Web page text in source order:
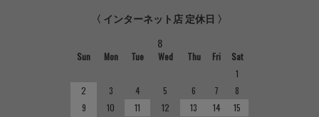
〈 インターネット店 定休日 〉
8
Sun Mon Tue Wed Thu Fri
Sat
1
2
3 4 5 6 7
8
9
10 11 12 13 14
15